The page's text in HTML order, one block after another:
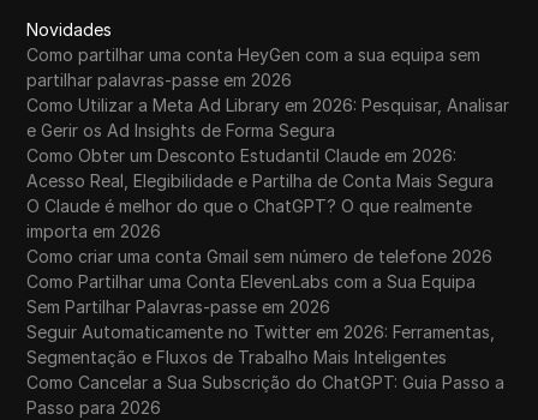
Novidades
Como partilhar uma conta HeyGen com a sua equipa sem
partilhar palavras-passe em 2026
Como Utilizar a Meta Ad Library em 2026: Pesquisar, Analisar
e Gerir os Ad Insights de Forma Segura
Como Obter um Desconto Estudantil Claude em 2026:
Acesso Real, Elegibilidade e Partilha de Conta Mais Segura
O Claude é melhor do que o ChatGPT? O que realmente
importa em 2026
Como criar uma conta Gmail sem número de telefone 2026
Como Partilhar uma Conta ElevenLabs com a Sua Equipa
Sem Partilhar Palavras-passe em 2026
Seguir Automaticamente no Twitter em 2026: Ferramentas,
Segmentação e Fluxos de Trabalho Mais Inteligentes
Como Cancelar a Sua Subscrição do ChatGPT: Guia Passo a
Passo para 2026